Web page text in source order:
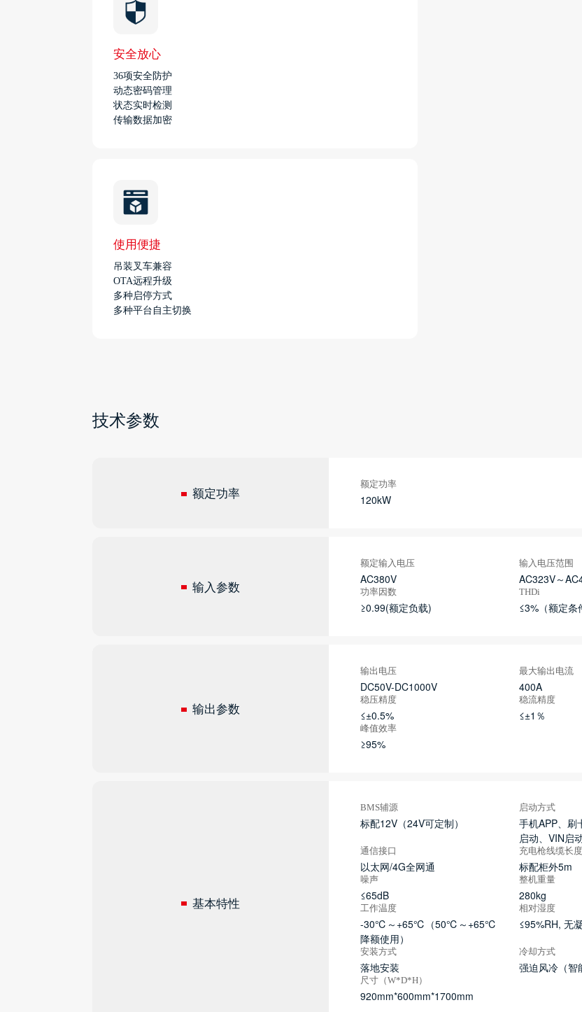
安全放心
36项安全防护
动态密码管理
状态实时检测
传输数据加密
使用便捷
吊装叉车兼容
OTA远程升级
多种启停方式
多种平台自主切换
技术参数
额定功率
额定功率
120kW
输入参数
额定输入电压
AC380V
输入电压范围
AC323V～
功率因数
≥0.99(额定负载)
THDi
≤3%（额定条
输出参数
输出电压
DC50V-DC1000V
最大输出电流
400A
稳压精度
≤±0.5%
稳流精度
≤±1％
峰值效率
≥95%
基本特性
BMS辅源
标配12V（24V可定制）
启动方式
手机APP、刷
启动、VIN启
通信接口
以太网/4G全网通
充电枪线缆长度
标配柜外5m
噪声
≤65dB
整机重量
280kg
工作温度
-30℃～+65℃（50℃～+65℃
降额使用）
相对湿度
≤95%RH, 无
安装方式
落地安装
冷却方式
强迫风冷（智
尺寸（W*D*H）
920mm*600mm*1700mm